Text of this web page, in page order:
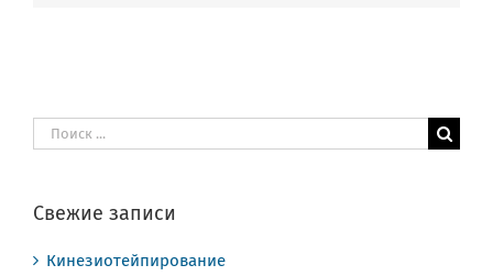
Результат
поиска:
Свежие записи
Кинезиотейпирование